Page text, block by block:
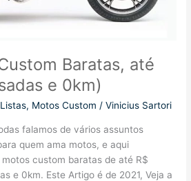
Baratas, até
e 0km)
Listas, Motos Custom /Vinicius Sartori
falamos de vários assuntos
quem ama motos, e aqui
custom baratas de até R$
e 0km. Este Artigo é de 2021, Veja a